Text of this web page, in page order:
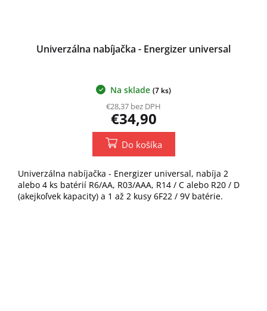
Univerzálna nabíjačka - Energizer universal
Na sklade (7 ks)
€28,37 bez DPH
€34,90
Do košíka
Univerzálna nabíjačka - Energizer universal, nabíja 2
alebo 4 ks batérií R6/AA, R03/AAA, R14 / C alebo R20 / D
(akejkoľvek kapacity) a 1 až 2 kusy 6F22 / 9V batérie.